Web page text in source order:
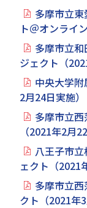
多摩市立
ト＠オンライ
多摩市立
ジェクト（
中央大学
2月24日実施）
多摩市立
（2021年2月
八王子市
ェクト（2021
多摩市立
クト（2021年